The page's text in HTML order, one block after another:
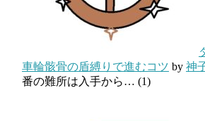
車輪骸骨の盾縛りで進むコツ by 神
番の難所は入手から… (1)